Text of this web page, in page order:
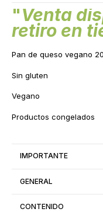
"Venta
retiro en
Pan de queso vegano
Sin gluten
Vegano
Productos congelados
IMPORTANTE
GENERAL
CONTENIDO